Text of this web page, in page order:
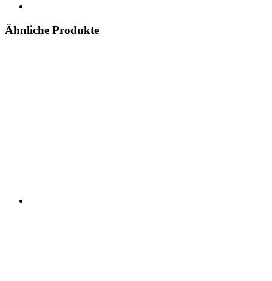
Ähnliche Produkte